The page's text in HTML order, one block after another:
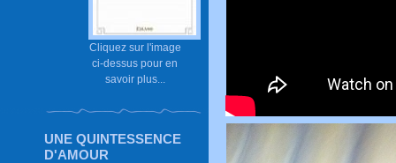
Cliquez sur l'image
ci-dessus pour en
savoir plus...
UNE QUINTESSENCE
D'AMOUR